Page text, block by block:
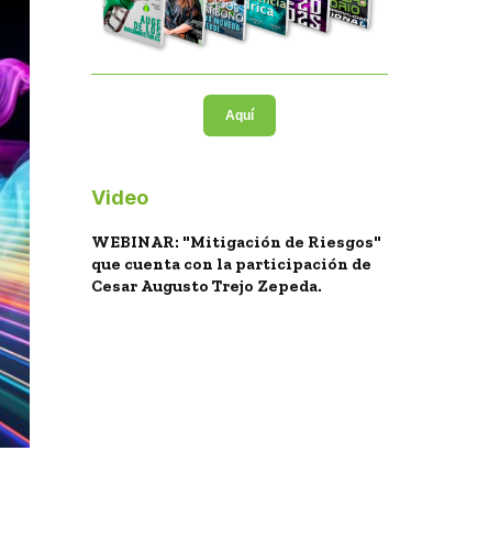
Aquí
Video
WEBINAR: "Mitigación de Riesgos"
que cuenta con la participación de
Cesar Augusto Trejo Zepeda.